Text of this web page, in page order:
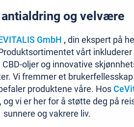
og velvære
GmbH , din ekspert på
vårt
oljer og innovative
Vi fremmer et
produktene våre. Hos
vi er her for å støtte deg på
sunnere og vakrere liv.